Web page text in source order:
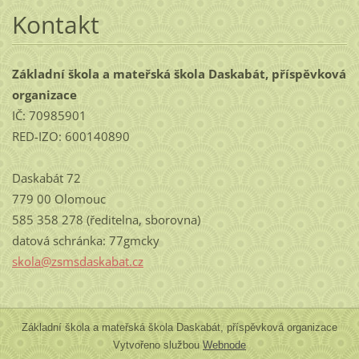
Kontakt
Základní škola a mateřská škola Daskabát, příspěvková
organizace
IČ: 70985901
RED-IZO: 600140890
Daskabát 72
779 00 Olomouc
585 358 278 (ředitelna, sborovna)
datová schránka: 77gmcky
skola@zsmsdaskabat.cz
Základní škola a mateřská škola Daskabát, příspěvková organizace
Vytvořeno službou Webnode